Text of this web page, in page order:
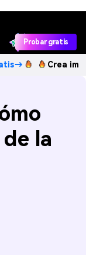
Probar gratis
Crea imágenes IA
la